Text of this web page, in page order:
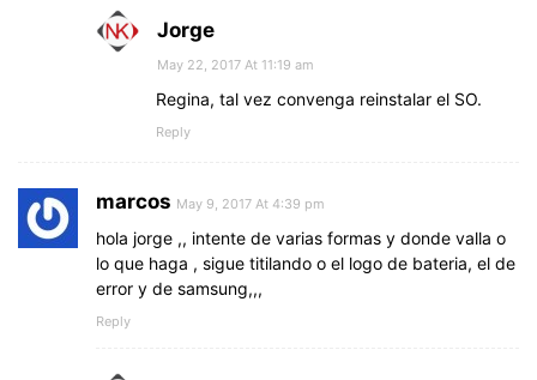
Jorge
May 22, 2017 At 11:19 am
Regina, tal vez convenga reinstalar el SO.
Reply
marcos May 9, 2017 At 4:39 pm
hola jorge ,, intente de varias formas y donde valla o
lo que haga , sigue titilando o el logo de bateria, el de
error y de samsung,,,
Reply